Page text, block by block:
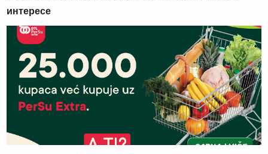
интересе